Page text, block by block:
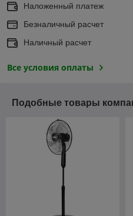
Наложенный платеж
Безналичный расчет
Наличный расчет
Все условия оплаты
Подобные товары